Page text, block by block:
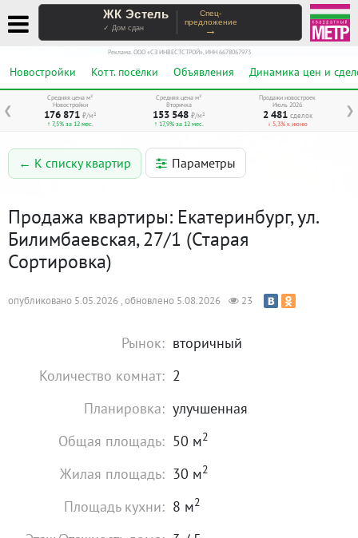
ЖК Эстель
✓ Дом сдан
Спец-
предложение
→
Реклама. ООО «СЗ ИНВЕСТСТРОЙ», ИНН 6678067973
Новостройки Котт. посёлки Объявления Динамика цен и
❮ ❯
Средняя цена м²
Новостройки
176 871 ₽/м²
↑ 7,5% за 12 мес.
Средняя цена м²
Вторичка
153 548 ₽/м²
↑ 17,9% за 12 мес.
Продажи новостроек
Июль 2026
2 481 сделок
↓ 5,3% к июню
← К списку квартир Параметры
Продажа квартиры: Екатеринбург, ул.
Билимбаевская, 27/1 (Старая
Сортировка)
опубликовано 5.05.2026 , обновлено 5.08.2026 23
Рынок: вторичный
Количество комнат: 2
Планировка: улучшенная
Общая площадь: 50 м2
Жилая площадь: 30 м2
Площадь кухни: 8 м2